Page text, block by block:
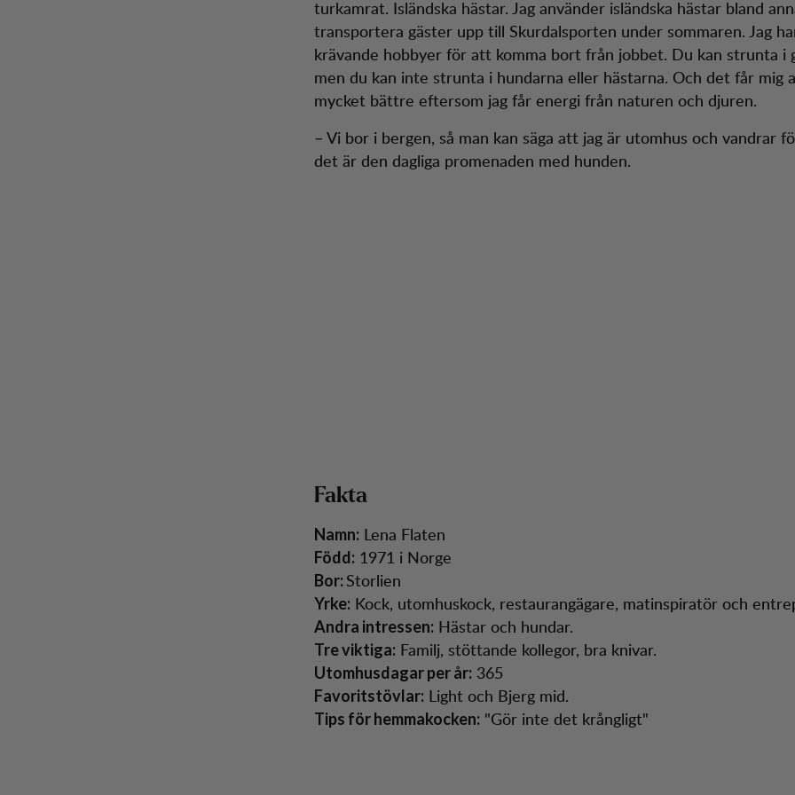
turkamrat. Isländska hästar. Jag använder isländska hästar bland
transportera gäster upp till Skurdalsporten under sommaren. Jag
krävande hobbyer för att komma bort från jobbet. Du kan strunta i
men du kan inte strunta i hundarna eller hästarna. Och det får mig
mycket bättre eftersom jag får energi från naturen och djuren.
– Vi bor i bergen, så man kan säga att jag är utomhus och vandrar
det är den dagliga promenaden med hunden.
Fakta
Namn: Lena Flaten
Född: 1971 i Norge
Bor:Storlien
Yrke: Kock, utomhuskock, restaurangägare, matinspiratör och
Andra intressen: Hästar och hundar.
Tre viktiga: Familj, stöttande kollegor, bra knivar.
Utomhusdagar per år: 365
Favoritstövlar: Light och Bjerg mid.
Tips för hemmakocken: "Gör inte det krångligt"